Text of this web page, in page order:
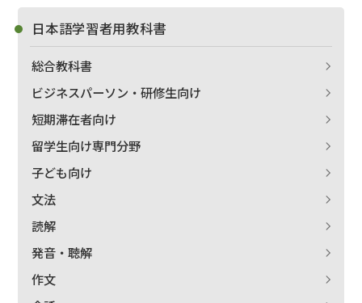
日本語学習者用教科書
総合教科書
ビジネスパーソン・研修生向け
短期滞在者向け
留学生向け専門分野
子ども向け
文法
読解
発音・聴解
作文